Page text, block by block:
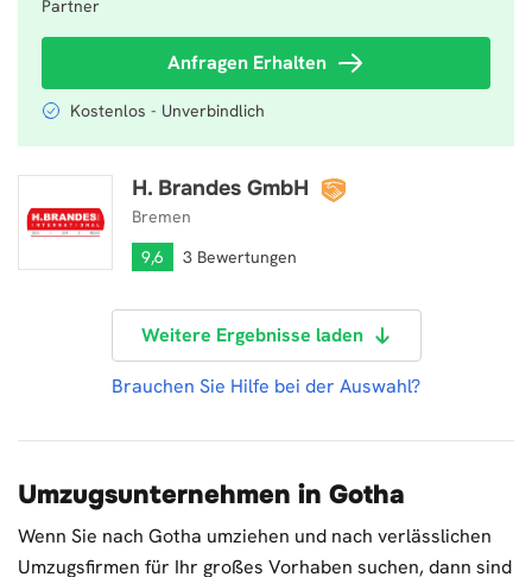
Partner
Anfragen Erhalten
Kostenlos - Unverbindlich
H. Brandes GmbH
Bremen
9,6
3 Bewertungen
H. Brandes GmbH
Weitere Ergebnisse laden
Brauchen Sie Hilfe bei der Auswahl?
Umzugsunternehmen in Gotha
Wenn Sie nach Gotha umziehen und nach verlässlichen
Umzugsfirmen für Ihr großes Vorhaben suchen, dann sind